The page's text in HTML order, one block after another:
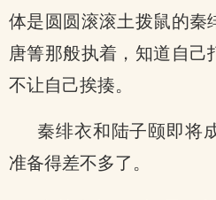
体是圆圆滚滚土拨鼠的秦
唐箐那般执着，知道自己
不让自己挨揍。
秦绯衣和陆子颐即将
准备得差不多了。